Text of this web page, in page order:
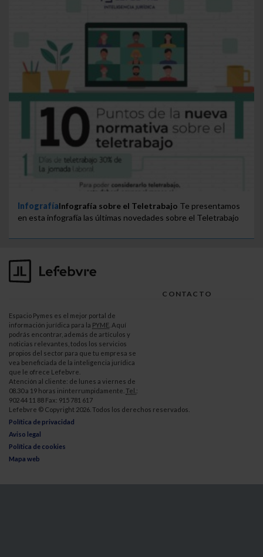
InfografíaInfografía sobre el Teletrabajo Te presentamos
en esta infografía las últimas novedades sobre el Teletrabajo
CONTACTO
Espacio Pymes es el mejor portal de
información jurídica para la PYME . Aquí
podrás encontrar, además de artículos y
noticias relevantes, todos los servicios
propios del sector para que tu empresa se
vea beneficiada de la inteligencia jurídica
que le ofrece Lefebvre.
Atención al cliente: de lunes a viernes de
08.30 a 19 horas ininterrumpidamente. Tel. :
902 44 11 88 Fax: 915 781 617
Lefebvre © Copyright 2026. Todos los derechos reservados.
Política de privacidad
Aviso legal
Política de cookies
Mapa web